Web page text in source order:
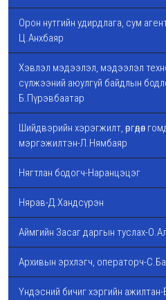
Орон нутгийн удирдлага, сум
Ц.Анхбаяр
Хэвлэл мэдээлэл, мэдээлэл
сүлжээний аюулгүй байдлын
Б.Пүрэвбаатар
Шийдвэрийн хэрэгжилт, өргөдөл
мэргэжилтэн-Л.Нямбаяр
Нягтлан бодогч-Наранцэцэг
Нярав-Д.Хандсүрэн
Аймгийн Засаг даргын туслах-
Архивын эрхлэгч, операторч-
Үндэсний бичиг хэргийн